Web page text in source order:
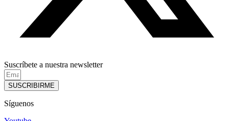
Suscríbete a nuestra newsletter
SUSCRIBIRME
Síguenos